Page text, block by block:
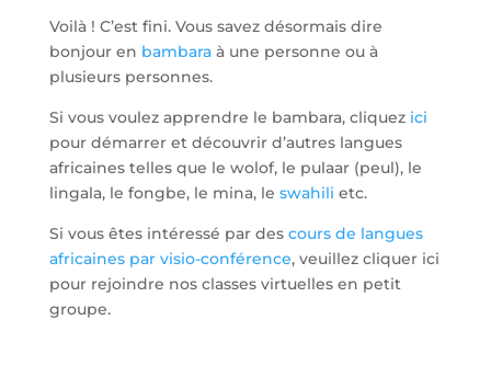
Voilà ! C’est fini. Vous savez désormais dire
bonjour en bambaraà une personne ou à
plusieurs personnes.
Si vous voulez apprendre le bambara, cliquez ici
pour démarrer et découvrir d’autres langues
africaines telles que le wolof, le pulaar (peul), le
lingala, le fongbe, le mina, le swahili etc.
Si vous êtes intéressé par des cours de langues
africaines par visio-conférence, veuillez cliquer ici
pour rejoindre nos classes virtuelles en petit
groupe.